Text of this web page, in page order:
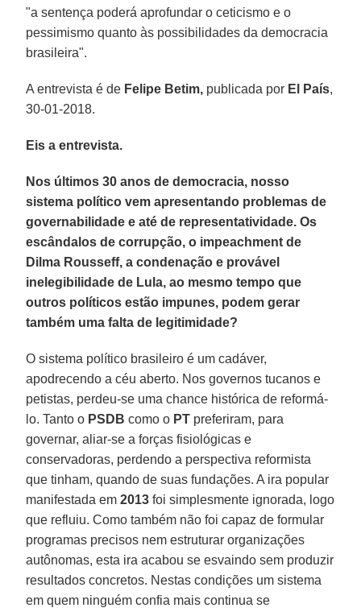
"a sentença poderá aprofundar o ceticismo e o
pessimismo quanto às possibilidades da democracia
brasileira".
A entrevista é de Felipe Betim, publicada por El País,
30-01-2018.
Eis a entrevista.
Nos últimos 30 anos de democracia, nosso
sistema político vem apresentando problemas de
governabilidade e até de representatividade. Os
escândalos de corrupção, o impeachment de
Dilma Rousseff, a condenação e provável
inelegibilidade de Lula, ao mesmo tempo que
outros políticos estão impunes, podem gerar
também uma falta de legitimidade?
O sistema político brasileiro é um cadáver,
apodrecendo a céu aberto. Nos governos tucanos e
petistas, perdeu-se uma chance histórica de reformá-
lo. Tanto o PSDB como o PT preferiram, para
governar, aliar-se a forças fisiológicas e
conservadoras, perdendo a perspectiva reformista
que tinham, quando de suas fundações. A ira popular
manifestada em2013 foi simplesmente ignorada, logo
que refluiu. Como também não foi capaz de formular
programas precisos nem estruturar organizações
autônomas, esta ira acabou se esvaindo sem produzir
resultados concretos. Nestas condições um sistema
em quem ninguém confia mais continua se